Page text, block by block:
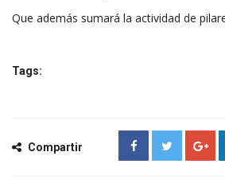
Que además sumará la actividad de
Tags:
Compartir